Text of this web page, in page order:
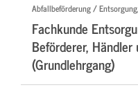
Abfallbeförderung /
Fachkunde
Beförderer,
(Grundlehrgang)